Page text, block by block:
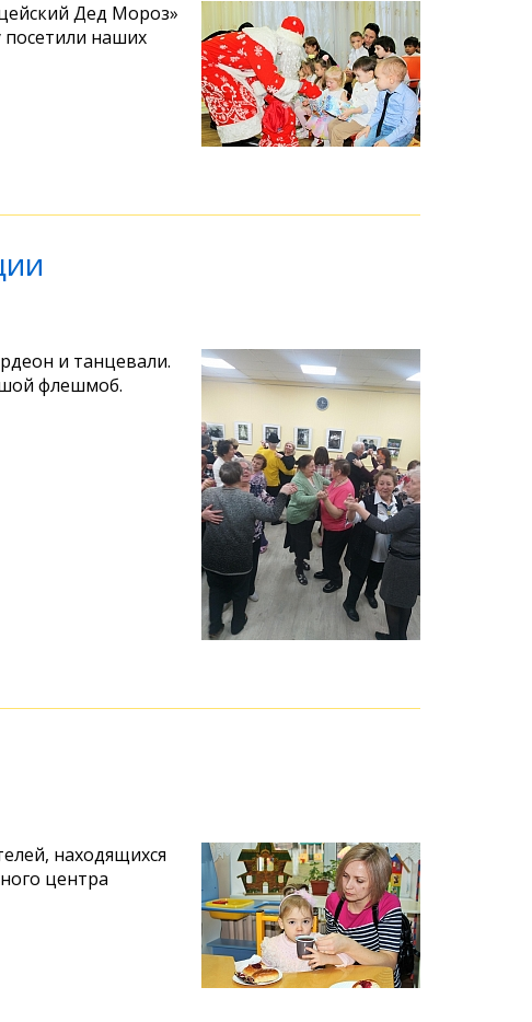
Дед Мороз»
наших
и танцевали.
флешмоб.
находящихся
центра